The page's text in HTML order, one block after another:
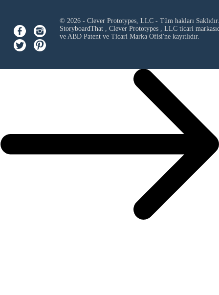
© 2026 - Clever Prototypes, LLC - Tüm hakları Saklıdır.
StoryboardThat , Clever Prototypes , LLCticari
ve ABD Patent ve Ticari Marka Ofisi'ne kayıtlıdır.